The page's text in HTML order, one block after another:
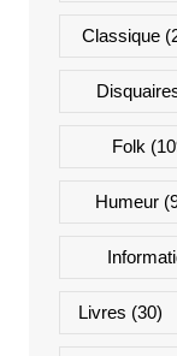
Classique
Folk
Humeur
Livres (30)